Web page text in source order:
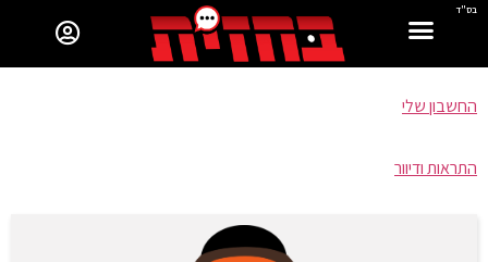
בס"ד
החשבון שלי
התראות ודיוור